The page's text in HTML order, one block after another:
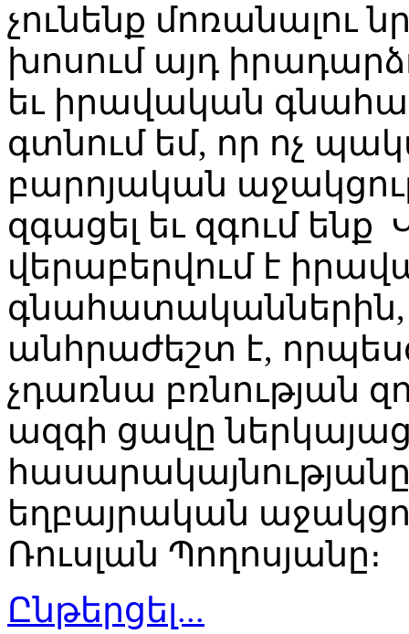
չունենք մոռանալու
խոսում այդ
եւ իրավական
գտնում եմ, որ ոչ
բարոյական
զգացել եւ զգում
վերաբերվում է
անհրաժեշտ է,
չդառնա բռնության
ազգի ցավը
եղբայրական
Ռուսլան Պողոսյանը։
Ընթերցել...